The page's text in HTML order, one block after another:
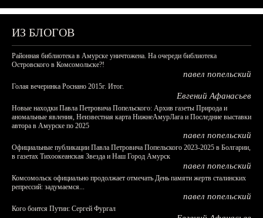
ИЗ БЛОГОВ
Районная библиотека в Амурске уничтожена. На очереди библиотека
Островского в Комсомольске?!
павел попельский
Голая вечеринка Роснано 2015г. Итог.
Евгений Афанасьев
Новые находки Павла Петровича Попельского: Архив газеты Природа и
аномальные явления, Неизвестная карта НижнеАмурЛага и Последние выставки
автора в Амурске по 2025
павел попельский
Официальные публикации Павла Петровича Попельского 2023-2025 в Болгарии,
в газетах Тихоокеанская Звезда и Наш Город Амурск
павел попельский
Комсомольск официально продолжает отмечать День памяти жертв сталинских
репрессий: задумаемся...
павел попельский
Кого боится Путин: Сергей Фургал